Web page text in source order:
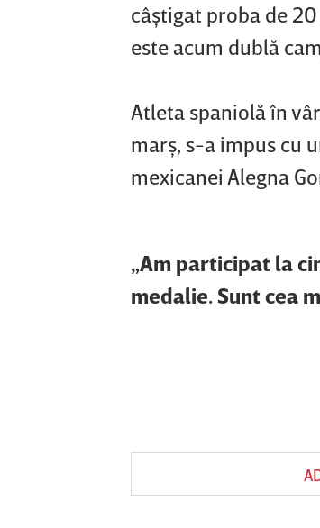
câştigat proba de
este acum dublă
Atleta spaniolă în
marş, s-a impus cu
mexicanei Alegna
„Am participat la
medalie. Sunt cea